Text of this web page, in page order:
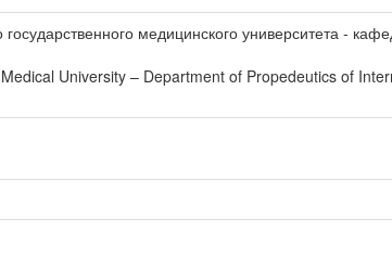
медицинского университета -
University – Department of Propedeutics of